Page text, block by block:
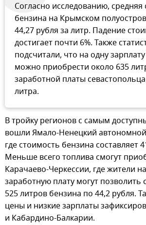
Согласно исследованию, средняя
бензина на Крымском
44,27 рубля за литр. Падение
достигает почти 6%. Также
подсчитали, что на одну
можно приобрести около 635
заработной платы
литра.
В тройку регионов с самым
вошли Ямало-Ненецкий
где стоимость бензина составляет
Меньше всего топлива смогут
Карачаево-Черкессии, где жители
заработную плату могут позволить
525 литров бензина по 44,2 рубля.
цены и низкие зарплаты
и Кабардино-Балкарии.